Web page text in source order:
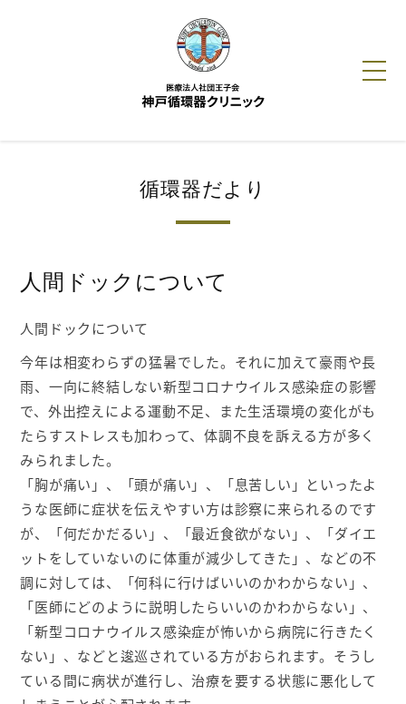
循環器だより
動画でわかる循環器疾患
ご予約・お問い合わせ
法人の皆さまへ
医療関係者の皆さまへ
0120-929-489
循環器だより
人間ドックについて
人間ドックについて
今年は相変わらずの猛暑でした。それに加えて豪雨や長
雨、一向に終結しない新型コロナウイルス感染症の影響
で、外出控えによる運動不足、また生活環境の変化がも
たらすストレスも加わって、体調不良を訴える方が多く
みられました。
「胸が痛い」、「頭が痛い」、「息苦しい」といったよ
うな医師に症状を伝えやすい方は診察に来られるのです
が、「何だかだるい」、「最近食欲がない」、「ダイエ
ットをしていないのに体重が減少してきた」、などの不
調に対しては、「何科に行けばいいのかわからない」、
「医師にどのように説明したらいいのかわからない」、
「新型コロナウイルス感染症が怖いから病院に行きたく
ない」、などと逡巡されている方がおられます。そうし
ている間に病状が進行し、治療を要する状態に悪化して